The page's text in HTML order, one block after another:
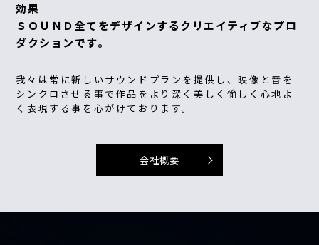
効果
ＳＯＵＮＤ全てをデザインするクリエイティブなプロ
ダクションです。
我々は常に新しいサウンドプランを提供し、映像と音を
シンクロさせる事で作品をより深く美しく愉しく心地よ
く表現する事を心がけております。
会社概要